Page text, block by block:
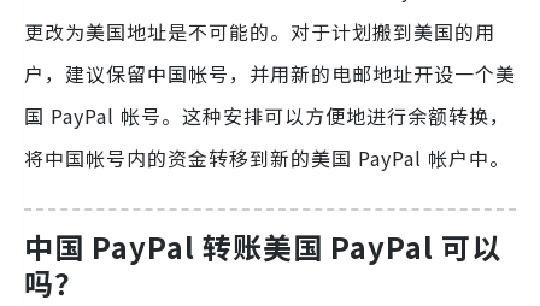
更改为美国地址是不可能的。对于计划搬到美国的用
户，建议保留中国帐号，并用新的电邮地址开设一个美
国 PayPal 帐号。这种安排可以方便地进行余额转换，
将中国帐号内的资金转移到新的美国 PayPal 帐户中。
中国 PayPal 转账美国 PayPal 可以
吗？